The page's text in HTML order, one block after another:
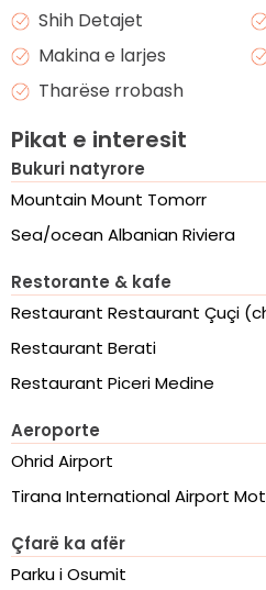
Shih Detajet
Makina e larjes
Tharëse rrobash
Pikat e interesit
Bukuri natyrore
Mountain Mount Tomorr
Sea/ocean Albanian Riviera
Restorante & kafe
Restaurant Restaurant Çuçi
Restaurant Berati
Restaurant Piceri Medine
Aeroporte
Ohrid Airport
Tirana International Airport
Çfarë ka afër
Parku i Osumit